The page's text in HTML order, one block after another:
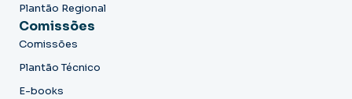
Plantão Regional
Comissões
Comissões
Plantão Técnico
E-books